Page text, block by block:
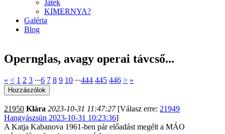
Játék
KIMERNYA?
Galéria
Blog
Opernglas, avagy operai távcső...
« < 1 2 3 ∙∙∙6 7 8 9 10 ∙∙∙444 445 446 > »
21950 Klára 2023-10-31 11:47:27[Válasz erre: 21949
Hangyászsün 2023-10-31 10:23:36]
A Katja Kabanova 1961-ben pár előadást megélt a MÁO